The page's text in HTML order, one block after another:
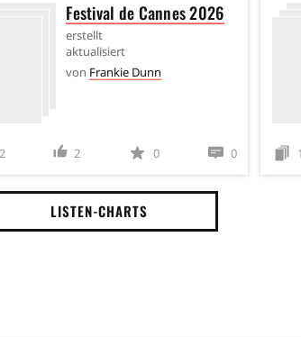
Festival de Cannes 2026
erstellt
aktualisiert
von Frankie Dunn
2 0 0
LISTEN-CHARTS